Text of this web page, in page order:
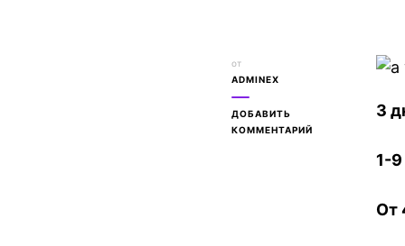
от
ADMINEX
ДОБАВИТЬ
КОММЕНТАРИЙ
ТРЕХДНЕВНЫЙ
3
1-9
От